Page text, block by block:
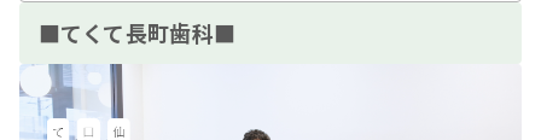
■てくて長町歯科■